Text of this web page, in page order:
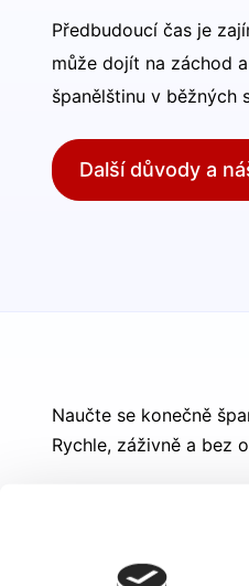
Předbudoucí čas je
může dojít na záchod
španělštinu v běžných
Další důvody a
Naučte se konečně
Rychle, záživně a bez